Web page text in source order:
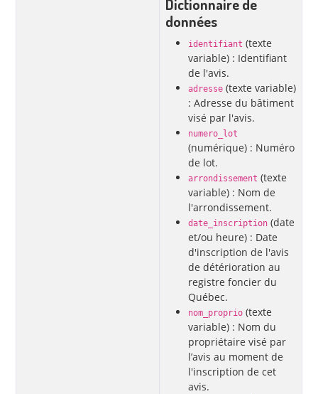
Dictionnaire de
données
identifiant (texte
variable) : Identifiant
de l'avis.
adresse (texte variable)
: Adresse du bâtiment
visé par l'avis.
numero_lot
(numérique) : Numéro
de lot.
arrondissement (texte
variable) : Nom de
l'arrondissement.
date_inscription (date
et/ou heure) : Date
d'inscription de l'avis
de détérioration au
registre foncier du
Québec.
nom_proprio (texte
variable) : Nom du
propriétaire visé par
l’avis au moment de
l'inscription de cet
avis.